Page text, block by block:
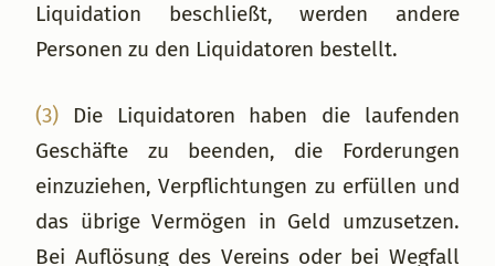
Liquidation beschließt, werden andere
Personen zu den Liquidatoren bestellt.
(3) Die Liquidatoren haben die laufenden
Geschäfte zu beenden, die Forderungen
einzuziehen, Verpflichtungen zu erfüllen und
das übrige Vermögen in Geld umzusetzen.
Bei Auflösung des Vereins oder bei Wegfall